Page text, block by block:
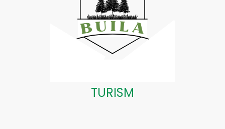
TURISM